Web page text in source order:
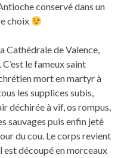
conservé dans un
choix
Cathédrale de Valence,
. C’est le fameux saint
mort en martyr à
les supplices subis,
déchirée à vif, os rompus,
sauvages puis enfin jeté
du cou. Le corps revient
est découpé en morceaux